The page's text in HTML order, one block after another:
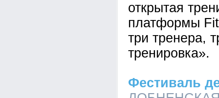
открытая
платформы
три тренера,
тренировка».
Фестиваль